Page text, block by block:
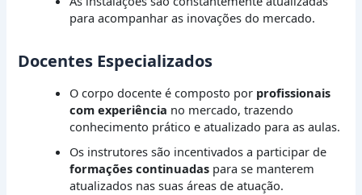
para acompanhar as inovações do mercado.
Docentes Especializados
O corpo docente é composto por profissionais
com experiência no mercado, trazendo
conhecimento prático e atualizado para as aulas.
Os instrutores são incentivados a participar de
formações continuadas para se manterem
atualizados nas suas áreas de atuação.